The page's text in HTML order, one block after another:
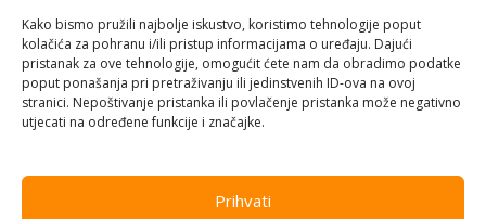
Kako bismo pružili najbolje iskustvo, koristimo tehnologije poput
kolačića za pohranu i/ili pristup informacijama o uređaju. Dajući
pristanak za ove tehnologije, omogućit ćete nam da obradimo podatke
poput ponašanja pri pretraživanju ili jedinstvenih ID-ova na ovoj
stranici. Nepoštivanje pristanka ili povlačenje pristanka može negativno
utjecati na određene funkcije i značajke.
Prihvati
Kontakt informacije
Branilaca Bosne, 75 300 Lukavac
+387 35 555 999
info@pconer.ba